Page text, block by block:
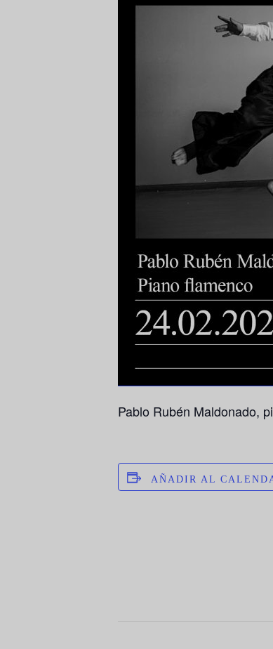
Pablo Rubén Maldonado,
AÑADIR AL